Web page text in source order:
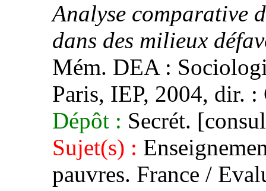
Analyse comparative
dans des milieux
Mém. DEA :
Paris, IEP, 2004, dir.
Dépôt : Secrét.
Sujet(s) :
pauvres. France /